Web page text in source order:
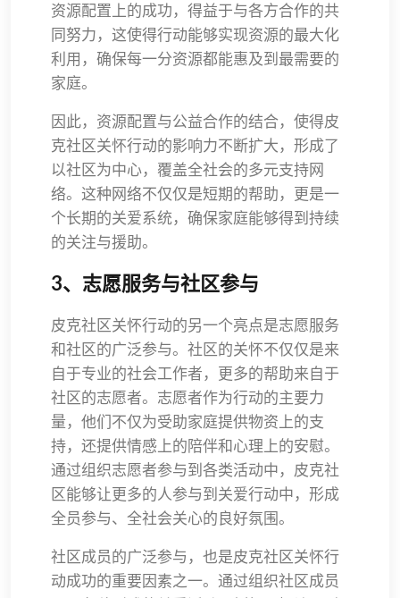
资源配置上的成功，得益于与各方合作的共
同努力，这使得行动能够实现资源的最大化
利用，确保每一分资源都能惠及到最需要的
家庭。
因此，资源配置与公益合作的结合，使得皮
克社区关怀行动的影响力不断扩大，形成了
以社区为中心，覆盖全社会的多元支持网
络。这种网络不仅仅是短期的帮助，更是一
个长期的关爱系统，确保家庭能够得到持续
的关注与援助。
3、志愿服务与社区参与
皮克社区关怀行动的另一个亮点是志愿服务
和社区的广泛参与。社区的关怀不仅仅是来
自于专业的社会工作者，更多的帮助来自于
社区的志愿者。志愿者作为行动的主要力
量，他们不仅为受助家庭提供物资上的支
持，还提供情感上的陪伴和心理上的安慰。
通过组织志愿者参与到各类活动中，皮克社
区能够让更多的人参与到关爱行动中，形成
全员参与、全社会关心的良好氛围。
社区成员的广泛参与，也是皮克社区关怀行
动成功的重要因素之一。通过组织社区成员